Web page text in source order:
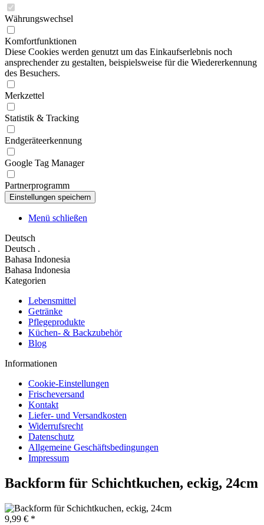
Währungswechsel
Komfortfunktionen
Diese Cookies werden genutzt um das Einkaufserlebnis noch
ansprechender zu gestalten, beispielsweise für die Wiedererkennung
des Besuchers.
Merkzettel
Statistik & Tracking
Endgeräteerkennung
Google Tag Manager
Partnerprogramm
Menü schließen
Deutsch
Deutsch .
Bahasa Indonesia
Bahasa Indonesia
Kategorien
Lebensmittel
Getränke
Pflegeprodukte
Küchen- & Backzubehör
Blog
Informationen
Cookie-Einstellungen
Frischeversand
Kontakt
Liefer- und Versandkosten
Widerrufsrecht
Datenschutz
Allgemeine Geschäftsbedingungen
Impressum
Backform für Schichtkuchen, eckig, 24cm
9,99 € *